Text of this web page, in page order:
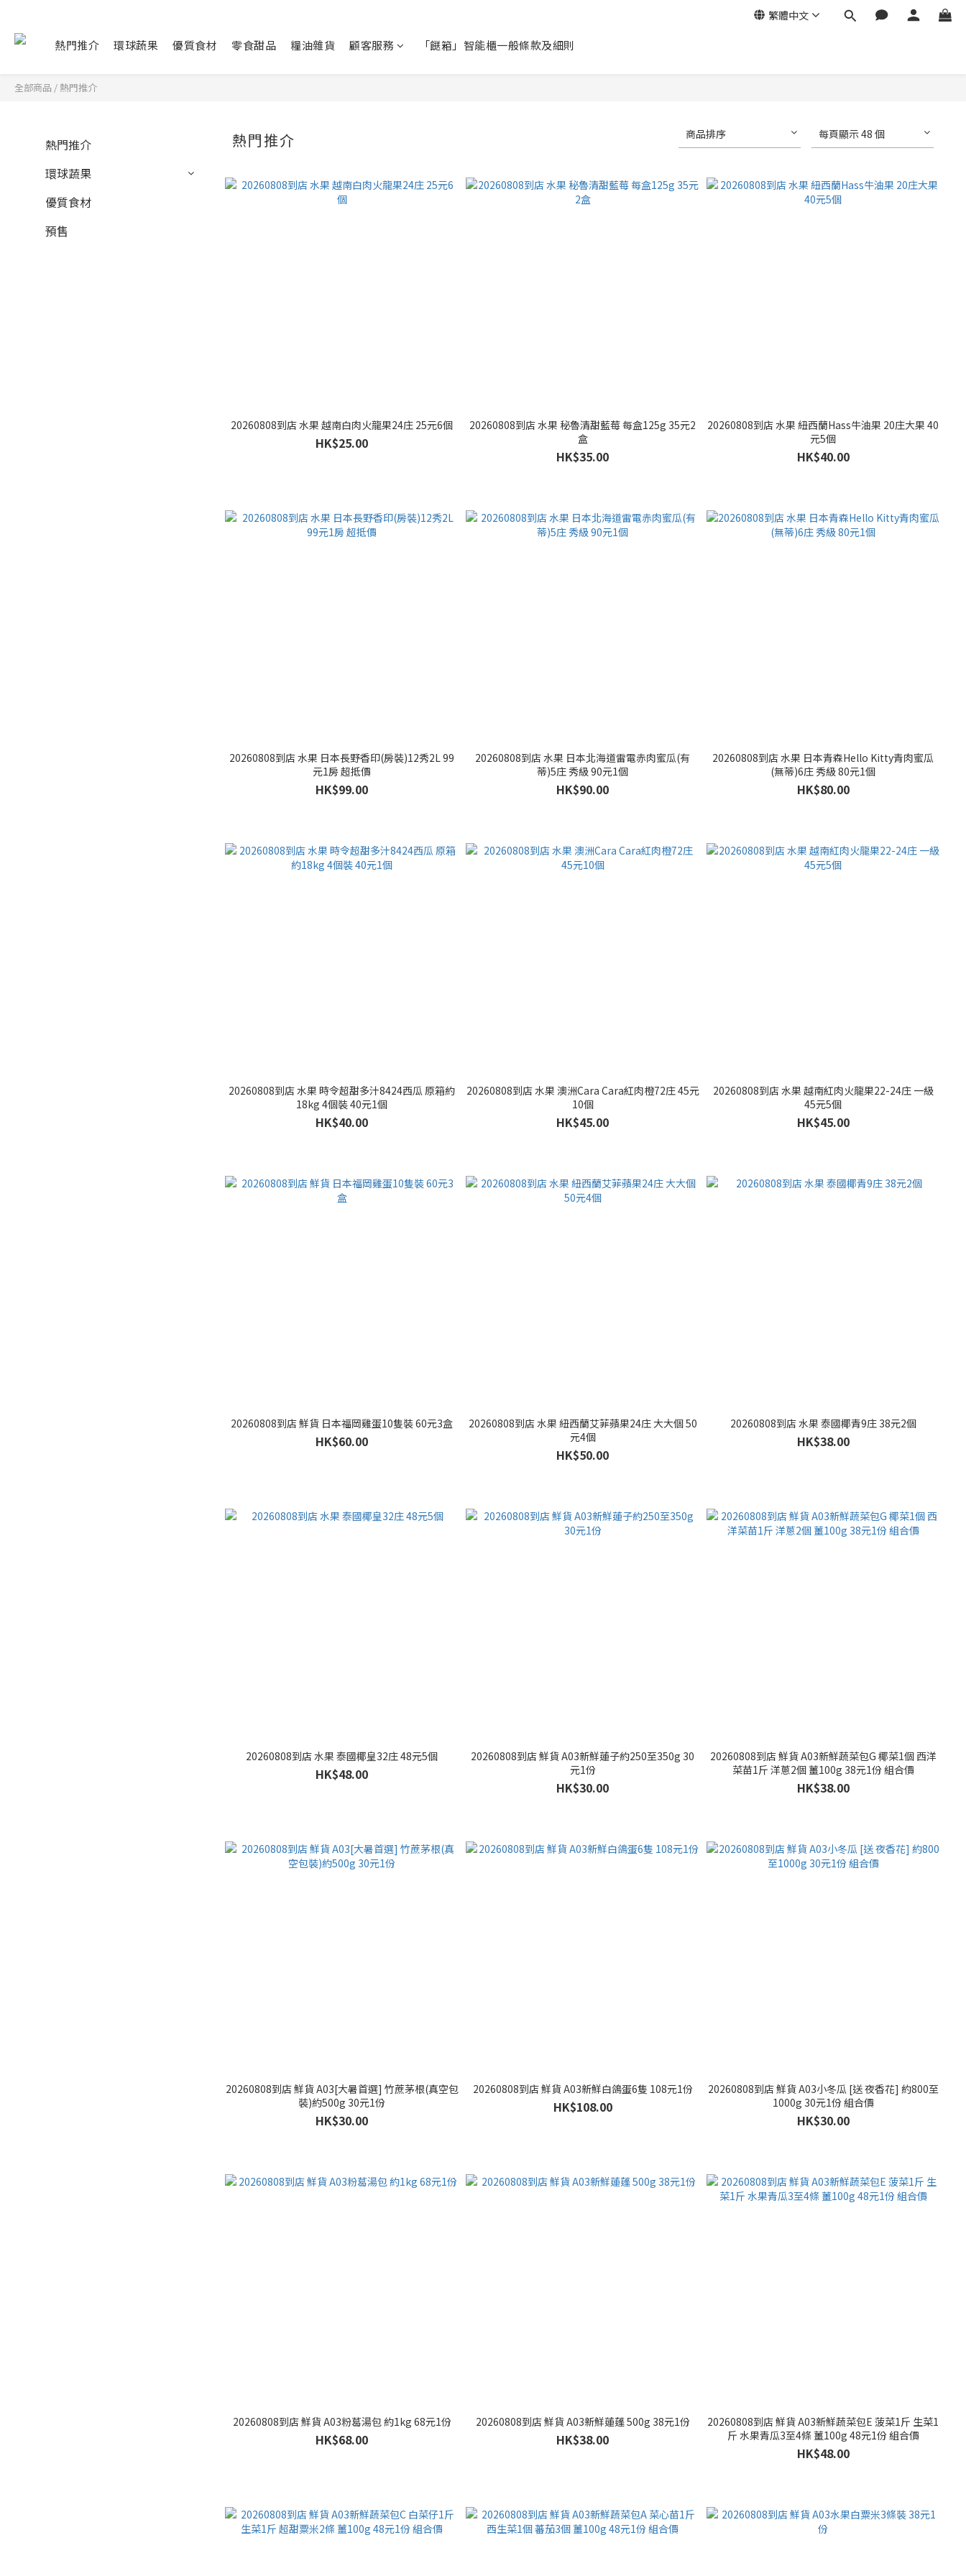
繁體中文
熱門推介 環球蔬果 優質食材 零食甜品 糧油雜貨 顧客服務 「餸箱」智能櫃一般條款及細則
全部商品 /熱門推介
熱門推介
環球蔬果
優質食材
預售
熱門推介 商品排序 每頁顯示 48 個
20260808到店 水果 越南白肉火龍果24庄 25元6個
HK$25.00
20260808到店 水果 秘魯清甜藍莓 每盒125g 35元2
盒
HK$35.00
20260808到店 水果 紐西蘭Hass牛油果 20庄大果 40
元5個
HK$40.00
20260808到店 水果 日本長野香印(房裝)12秀2L 99
元1房 超抵價
HK$99.00
20260808到店 水果 日本北海道雷電赤肉蜜瓜(有
蒂)5庄 秀級 90元1個
HK$90.00
20260808到店 水果 日本青森Hello Kitty青肉蜜瓜
(無蒂)6庄 秀級 80元1個
HK$80.00
20260808到店 水果 時令超甜多汁8424西瓜 原箱約
18kg 4個裝 40元1個
HK$40.00
20260808到店 水果 澳洲Cara Cara紅肉橙72庄 45元
10個
HK$45.00
20260808到店 水果 越南紅肉火龍果22-24庄 一級
45元5個
HK$45.00
20260808到店 鮮貨 日本福岡雞蛋10隻裝 60元3盒
HK$60.00
20260808到店 水果 紐西蘭艾菲蘋果24庄 大大個 50
元4個
HK$50.00
20260808到店 水果 泰國椰青9庄 38元2個
HK$38.00
20260808到店 水果 泰國椰皇32庄 48元5個
HK$48.00
20260808到店 鮮貨 A03新鮮蓮子約250至350g 30
元1份
HK$30.00
20260808到店 鮮貨 A03新鮮蔬菜包G 椰菜1個 西洋
菜苗1斤 洋蔥2個 薑100g 38元1份 組合價
HK$38.00
20260808到店 鮮貨 A03[大暑首選] 竹蔗茅根(真空包
裝)約500g 30元1份
HK$30.00
20260808到店 鮮貨 A03新鮮白鴿蛋6隻 108元1份
HK$108.00
20260808到店 鮮貨 A03小冬瓜 [送 夜香花] 約800至
1000g 30元1份 組合價
HK$30.00
20260808到店 鮮貨 A03粉葛湯包 約1kg 68元1份
HK$68.00
20260808到店 鮮貨 A03新鮮蓮蓬 500g 38元1份
HK$38.00
20260808到店 鮮貨 A03新鮮蔬菜包E 菠菜1斤 生菜1
斤 水果青瓜3至4條 薑100g 48元1份 組合價
HK$48.00